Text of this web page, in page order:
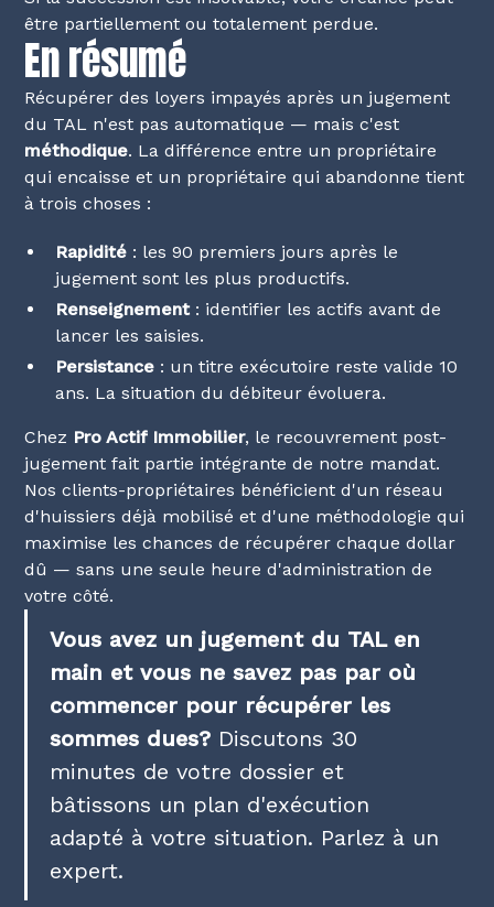
être partiellement ou totalement perdue.
En résumé
Récupérer des loyers impayés après un jugement
du TAL n'est pas automatique — mais c'est
méthodique. La différence entre un propriétaire
qui encaisse et un propriétaire qui abandonne tient
à trois choses :
Rapidité : les 90 premiers jours après le
jugement sont les plus productifs.
Renseignement: identifier les actifs avant de
lancer les saisies.
Persistance : un titre exécutoire reste valide 10
ans. La situation du débiteur évoluera.
Chez Pro Actif Immobilier, le recouvrement post-
jugement fait partie intégrante de notre mandat.
Nos clients-propriétaires bénéficient d'un réseau
d'huissiers déjà mobilisé et d'une méthodologie qui
maximise les chances de récupérer chaque dollar
dû — sans une seule heure d'administration de
votre côté.
Vous avez un jugement du TAL en
main et vous ne savez pas par où
commencer pour récupérer les
sommes dues? Discutons 30
minutes de votre dossier et
bâtissons un plan d'exécution
adapté à votre situation. Parlez à un
expert.